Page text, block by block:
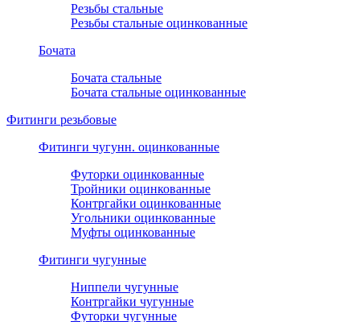
Резьбы стальные
Резьбы стальные оцинкованные
Бочата
Бочата стальные
Бочата стальные оцинкованные
Фитинги резьбовые
Фитинги чугунн. оцинкованные
Футорки оцинкованные
Тройники оцинкованные
Контргайки оцинкованные
Угольники оцинкованные
Муфты оцинкованные
Фитинги чугунные
Ниппели чугунные
Контргайки чугунные
Футорки чугунные